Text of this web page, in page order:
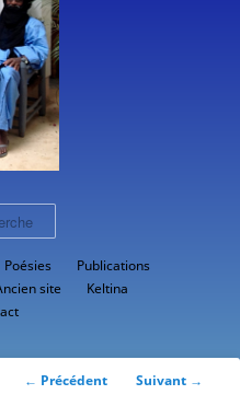
Aller
Poésies
Publications
site
Keltina
Navigation
← Précédent Suivant →